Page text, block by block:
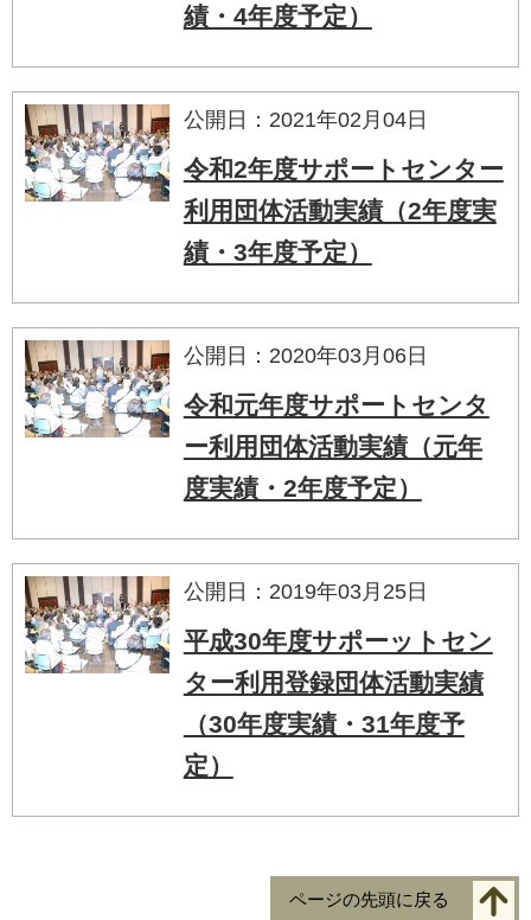
績・4年度予定）
公開日：2021年02月04日
令和2年度サポートセンター
利用団体活動実績（2年度実
績・3年度予定）
公開日：2020年03月06日
令和元年度サポートセンタ
ー利用団体活動実績（元年
度実績・2年度予定）
公開日：2019年03月25日
平成30年度サポーットセン
ター利用登録団体活動実績
（30年度実績・31年度予
定）
ページの先頭に戻る